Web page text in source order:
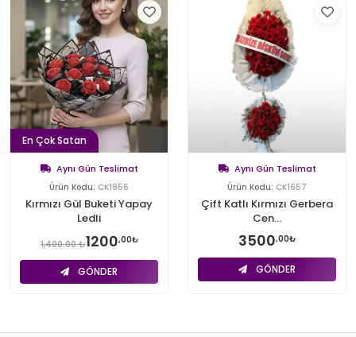
En Çok Satan
Aynı Gün Teslimat
Ürün Kodu: CK1856
Kırmızı Gül Buketi Yapay
Ledli
1,400.00 ₺1200,00₺
GÖNDER
Aynı Gün Teslimat
Ürün Kodu: CK1657
Çift Katlı Kırmızı Gerbera
Cen...
3500,00₺
GÖNDER